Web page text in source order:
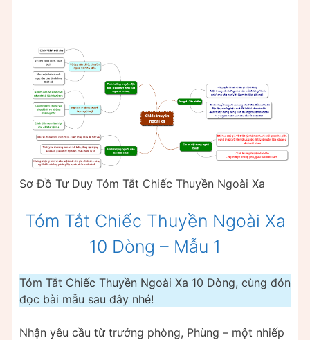
Sơ Đồ Tư Duy Tóm Tắt Chiếc Thuyền Ngoài Xa
Tóm Tắt Chiếc Thuyền Ngoài Xa
10 Dòng – Mẫu 1
Tóm Tắt Chiếc Thuyền Ngoài Xa 10 Dòng, cùng đón
đọc bài mẫu sau đây nhé!
Nhận yêu cầu từ trưởng phòng, Phùng – một nhiếp